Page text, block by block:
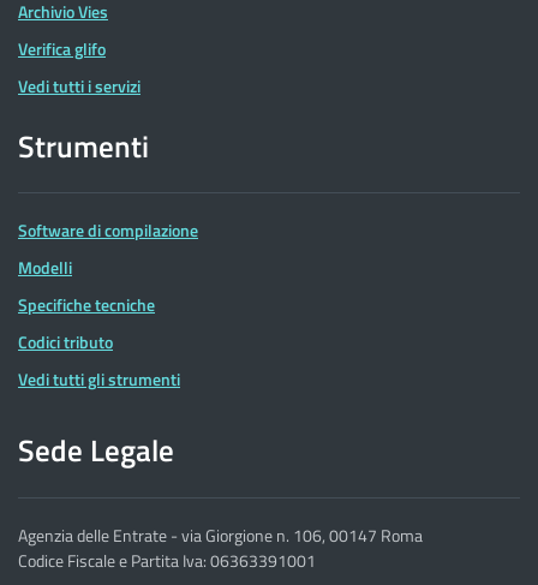
Archivio Vies
Verifica glifo
Vedi tutti i servizi
Strumenti
Software di compilazione
Modelli
Specifiche tecniche
Codici tributo
Vedi tutti gli strumenti
Sede Legale
Agenzia delle Entrate - via Giorgione n. 106, 00147 Roma
Codice Fiscale e Partita Iva: 06363391001